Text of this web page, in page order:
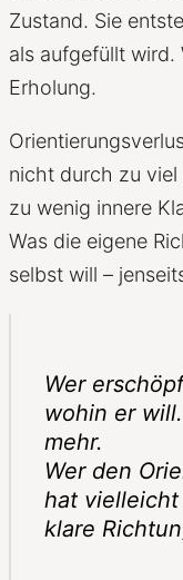
Zustand. Sie
als aufgefüllt wird.
Erholung.
nicht durch zu
zu wenig innere
Was die eigene
selbst will –
Wer
wohin er
mehr.
Wer den
hat vielleicht
klare